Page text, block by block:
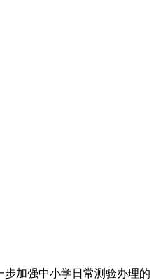
加强中小学日常测验办理的